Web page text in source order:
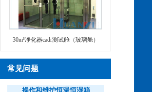
30m³净化器cadr测试舱（玻璃舱）
常见问题
操作和维护恒温恒湿箱